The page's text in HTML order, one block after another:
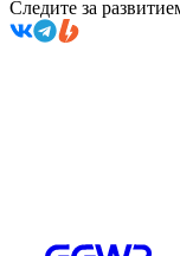
Следите за